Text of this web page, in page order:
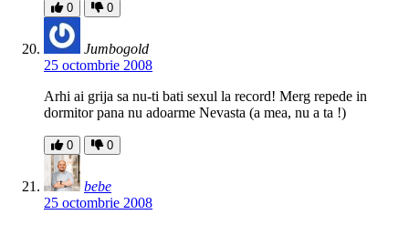
0 0
Jumbogold
25 octombrie 2008
Arhi ai grija sa nu-ti bati sexul la record! Merg repede in
dormitor pana nu adoarme Nevasta (a mea, nu a ta !)
0 0
bebe
25 octombrie 2008